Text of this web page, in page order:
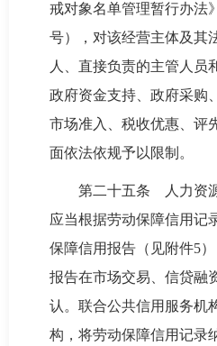
戒对象名单管理暂行办法
号），对该经营主体及其
人、直接负责的主管人员
政府资金支持、政府采购
市场准入、税收优惠、评
面依法依规予以限制。
第二十五条 人力资
应当根据劳动保障信用记
保障信用报告（见附件5
报告在市场交易、信贷融
认。联合公共信用服务机
构，将劳动保障信用记录